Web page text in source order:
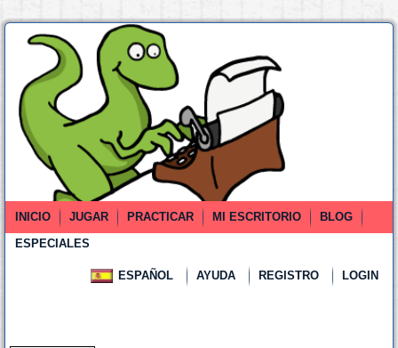
INICIO JUGAR PRACTICAR MI ESCRITORIO
BLOG
ESPECIALES
ESPAÑOL AYUDA REGISTRO LOGIN